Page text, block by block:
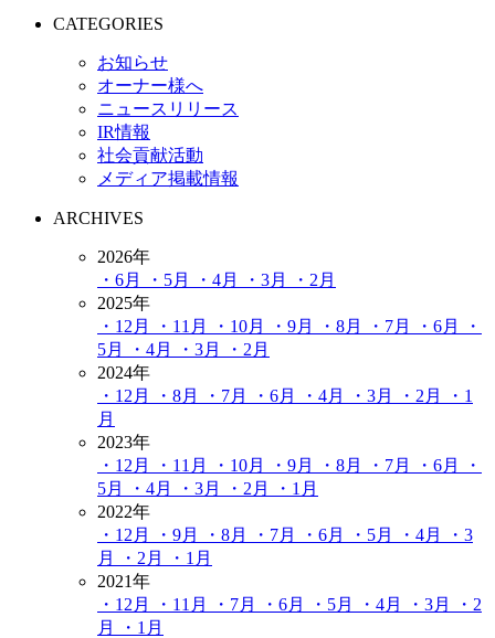
CATEGORIES
お知らせ
オーナー様へ
ニュースリリース
IR情報
社会貢献活動
メディア掲載情報
ARCHIVES
2026年
・6月
・5月 ・4月 ・3月
・2月
2025年
・12月
・11月 ・10月 ・9月 ・8月 ・7月 ・6月
・
5月
・4月 ・3月
・2月
2024年
・12月
・8月 ・7月 ・6月 ・4月 ・3月 ・2月
・1
月
2023年
・12月
・11月 ・10月 ・9月 ・8月 ・7月 ・6月
・
5月
・4月 ・3月 ・2月
・1月
2022年
・12月
・9月 ・8月 ・7月 ・6月 ・5月 ・4月
・3
月
・2月
・1月
2021年
・12月
・11月 ・7月 ・6月 ・5月 ・4月 ・3月
・2
月
・1月